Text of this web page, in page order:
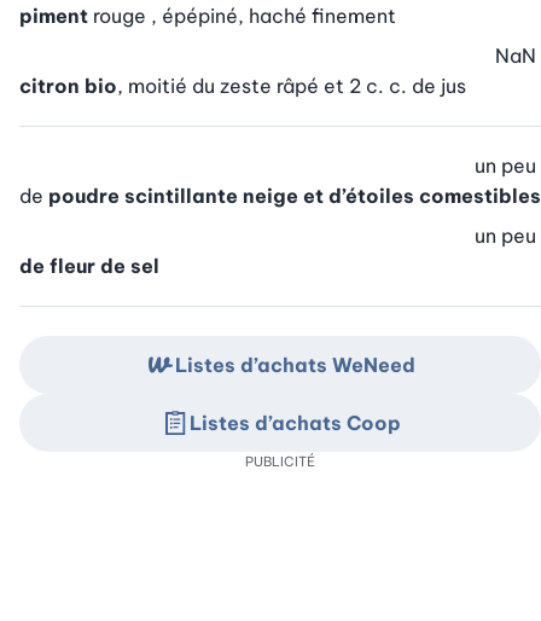
piment rouge , épépiné, haché finement
citron bio, moitié du zeste râpé et 2 c. c. de jus
NaN
de poudre scintillante neige et d’étoiles comestibles
un peu
de fleur de sel
un peu
Listes d’achats WeNeed
Listes d’achats Coop
PUBLICITÉ